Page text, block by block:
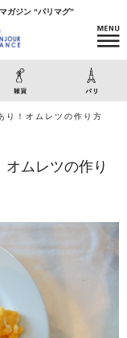
ガジン “パリマグ”
り！オムレツの作り方
ムレツの作り